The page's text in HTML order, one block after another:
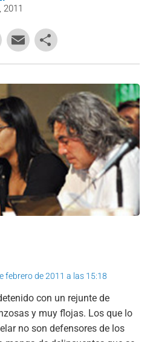
2011
T
el
e
gr
a
m
E
m
ai
o
m
p
ar
tir
febrero de 2011 a las 15:18
con un rejunte de
y muy flojas. Los que lo
no son defensores de los